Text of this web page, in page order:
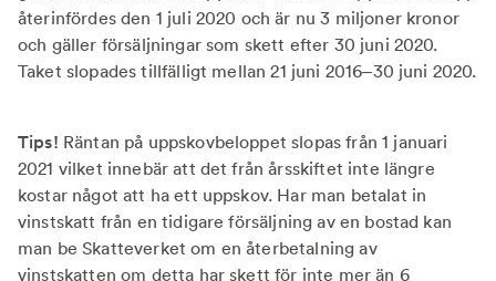
återinfördes den 1 juli 2020 och är nu 3 miljoner kronor
och gäller försäljningar som skett efter 30 juni 2020.
Taket slopades tillfälligt mellan 21 juni 2016–30 juni 2020.
Tips! Räntan på uppskovbeloppet slopas från 1 januari
2021 vilket innebär att det från årsskiftet inte längre
kostar något att ha ett uppskov. Har man betalat in
vinstskatt från en tidigare försäljning av en bostad kan
man be Skatteverket om en återbetalning av
vinstskatten om detta har skett för inte mer än 6